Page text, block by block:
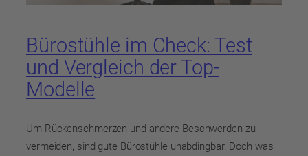
Bürostühle im Check: Test
und Vergleich der Top-
Modelle
Um Rückenschmerzen und andere Beschwerden zu
vermeiden, sind gute Bürostühle unabdingbar. Doch was